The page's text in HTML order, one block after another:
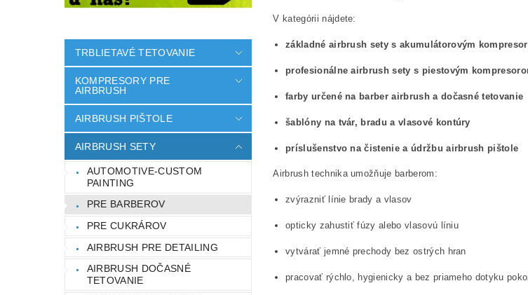
TRBLIETAVÉ TETOVANIE
KOMPRESORY PRE
AIRBRUSH
AIRBRUSH PIŠTOLE
AIRBRUSH SETY
AUTOMOTIVE-CUSTOM
PAINTING
PRE BARBEROV
PRE CUKRÁROV
AIRBRUSH PRE DETAILING
AIRBRUSH DOČASNÉ
TETOVANIE
V kategórii nájdete:
základné airbrush sety s akumulátorovým
profesionálne airbrush sety s piestovým
farby určené na barber airbrush a dočasné tetovanie
šablóny na tvár, bradu a vlasové kontúry
príslušenstvo na čistenie a údržbu airbrush pištole
Airbrush technika umožňuje barberom:
zvýrazniť línie brady a vlasov
opticky zahustiť fúzy alebo vlasovú líniu
vytvárať jemné prechody bez ostrých hran
pracovať rýchlo, hygienicky a bez priameho dotyku